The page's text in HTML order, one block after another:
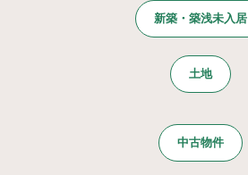
新築・築浅未入居
土地
中古物件